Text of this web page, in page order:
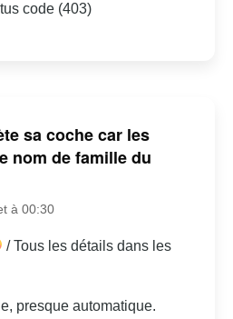
code (403)
sa coche car les
nom de famille du
à 00:30
/ Tous les détails dans les
presque automatique.